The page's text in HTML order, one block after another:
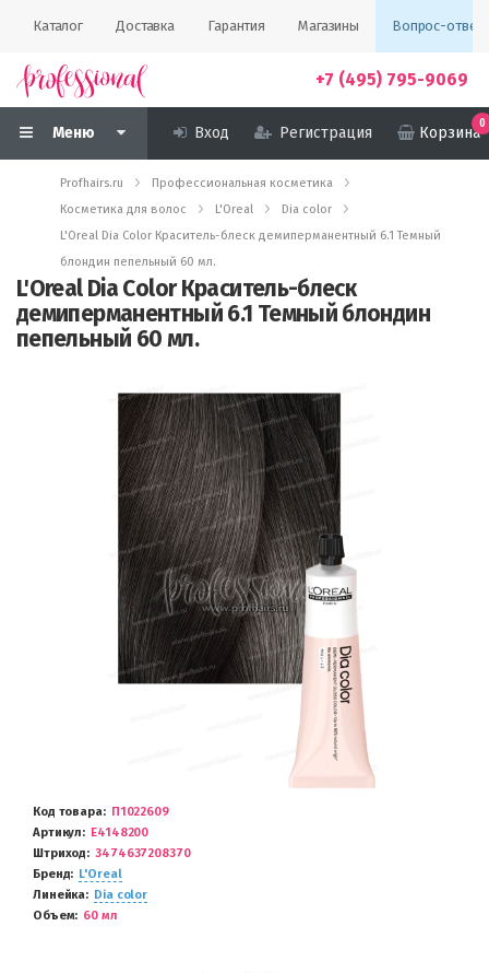
Каталог Доставка Гарантия Магазины Вопрос-ответ
+7 (495) 795-9069
Меню Вход Регистрация Корзина
0
Profhairs.ru
Профессиональная косметика
Косметика для волос
L'Oreal
Dia color
L'Oreal Dia Color Краситель-блеск демиперманентный 6.1 Темный
блондин пепельный 60 мл.
L'Oreal Dia Color Краситель-блеск
демиперманентный 6.1 Темный блондин
пепельный 60 мл.
Код товара
П1022609
Артикул
E4148200
Штриход
3474637208370
Бренд
L'Oreal
Линейка
Dia color
Объем
60 мл